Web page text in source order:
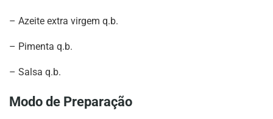
– Azeite extra virgem q.b.
– Pimenta q.b.
– Salsa q.b.
Modo de Preparação